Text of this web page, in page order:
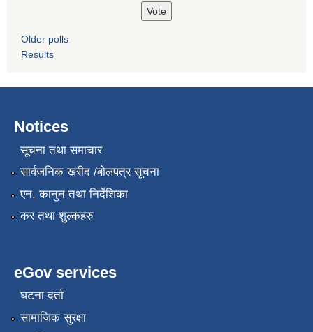
Older polls
Results
Notices
सूचना तथा समाचार
सार्वजनिक खरीद /बोलपत्र सूचना
एन, कानुन तथा निर्देशिका
कर तथा शुल्कहरु
eGov services
घटना दर्ता
सामाजिक सुरक्षा